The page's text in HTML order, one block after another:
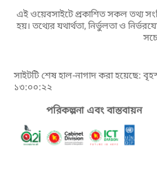
এই ওয়েবসাইটে প্রকাশিত সকল তথ্য
হয়। তথ্যের যথার্থতা, নির্ভুলতা ও
সাইটটি শেষ হাল-নাগাদ করা হয়েছে:
১৩:০০:২২
পরিকল্পনা এবং বাস্তবায়ন